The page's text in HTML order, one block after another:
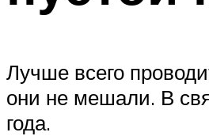
Лучше всего
они не мешали. В
года.